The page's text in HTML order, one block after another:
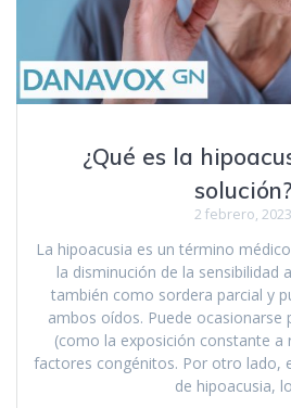
¿Qué es la
solución?
2 febrero, 2023
La hipoacusia es un término
la disminución de la sensibilidad
también como sordera parcial y
ambos oídos. Puede
(como la exposición constante
factores congénitos. Por otro lado,
de hipoacusia,